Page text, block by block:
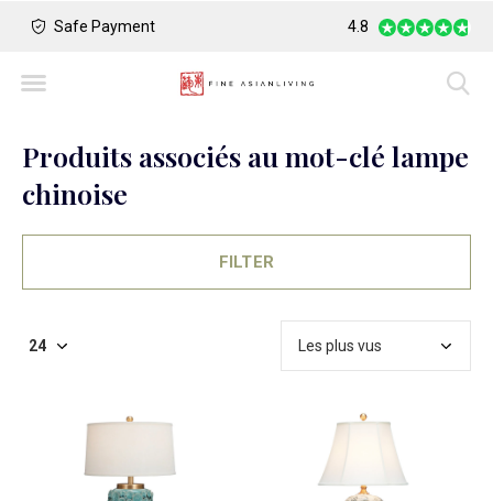
Safe Payment Largest Collection
4.8
Produits associés au mot-clé lampe
chinoise
FILTER